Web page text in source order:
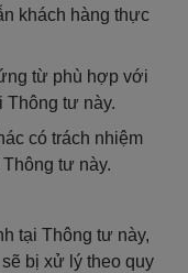
khách hàng thực
từ phù hợp với
Thông tư này.
có trách nhiệm
tư này.
tại Thông tư này,
bị xử lý theo quy